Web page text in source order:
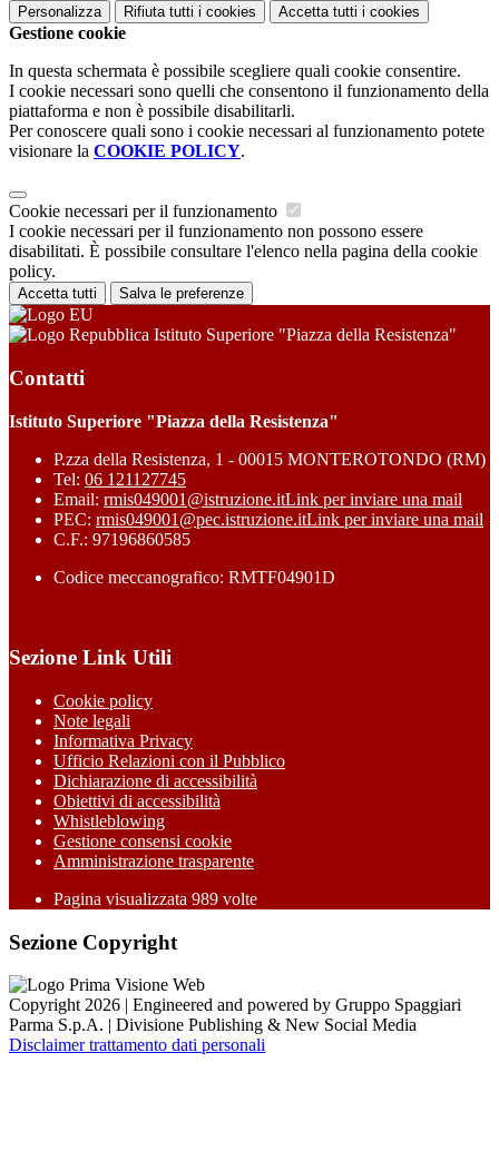
Personalizza Rifiuta tutti i cookies Accetta tutti i cookies
Gestione cookie
In questa schermata è possibile scegliere quali cookie consentire.
I cookie necessari sono quelli che consentono il funzionamento della
piattaforma e non è possibile disabilitarli.
Per conoscere quali sono i cookie necessari al funzionamento potete
visionare la COOKIE POLICY.
Cookie necessari per il funzionamento
I cookie necessari per il funzionamento non possono essere
disabilitati. È possibile consultare l'elenco nella pagina della cookie
policy.
Accetta tutti Salva le preferenze
Istituto Superiore "Piazza della Resistenza"
Contatti
Istituto Superiore "Piazza della Resistenza"
P.zza della Resistenza, 1 - 00015 MONTEROTONDO (RM)
Tel: 06 121127745
Email: rmis049001@istruzione.itLink per inviare una mail
PEC: rmis049001@pec.istruzione.itLink per inviare una mail
C.F.: 97196860585
Codice meccanografico: RMTF04901D
Sezione Link Utili
Cookie policy
Note legali
Informativa Privacy
Ufficio Relazioni con il Pubblico
Dichiarazione di accessibilità
Obiettivi di accessibilità
Whistleblowing
Gestione consensi cookie
Amministrazione trasparente
Pagina visualizzata 989 volte
Sezione Copyright
Copyright 2026 | Engineered and powered by Gruppo Spaggiari
Parma S.p.A. | Divisione Publishing & New Social Media
Disclaimer trattamento dati personali